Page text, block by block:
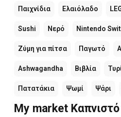
Παιχνίδια Ελαιόλαδο
Sushi Νερό Nintendo
Ζύμη για πίτσα Παγωτό
Ashwagandha Βιβλία
Πατατάκια Ψωμί Ψάρι
My market